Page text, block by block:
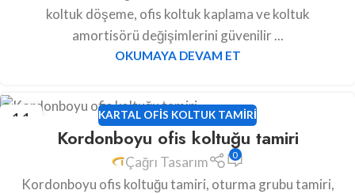
koltuk döşeme, ofis koltuk kaplama ve koltuk
amortisörü değişimlerini güvenilir ...
OKUMAYA DEVAM ET
11 KARTAL OFIS KOLTUK TAMIRI
Kordonboyu ofis koltuğu tamiri
Çağrı Tasarım 0
Kordonboyu ofis koltuğu tamiri, oturma grubu tamiri,